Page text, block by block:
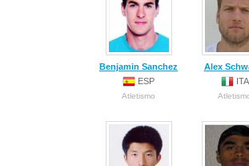
Benjamin Sanchez
ESP
Atletismo
Alex
ITA